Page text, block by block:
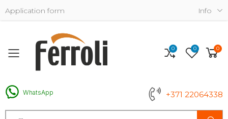
Application form Info
Toggle mobile menu
WhatsApp +371 22064338
Search
0 0 0